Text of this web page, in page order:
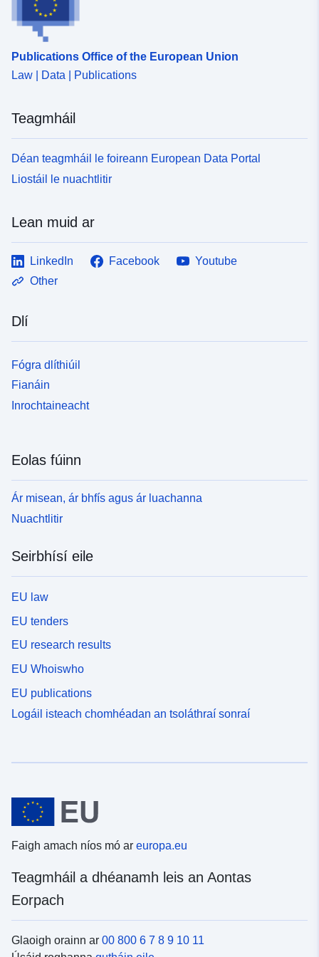
Publications Office of the European Union
Law | Data | Publications
Teagmháil
Déan teagmháil le foireann European Data Portal
Liostáil le nuachtlitir
Lean muid ar
LinkedIn Facebook
Youtube
Other
Dlí
Fógra dlíthiúil
Fianáin
Inrochtaineacht
Eolas fúinn
Ár misean, ár bhfís agus ár luachanna
Nuachtlitir
Seirbhísí eile
EU law
EU tenders
EU research results
EU Whoiswho
EU publications
Logáil isteach chomhéadan an tsoláthraí sonraí
Faigh amach níos mó ar europa.eu
Teagmháil a dhéanamh leis an Aontas
Eorpach
Glaoigh orainn ar 00 800 6 7 8 9 10 11